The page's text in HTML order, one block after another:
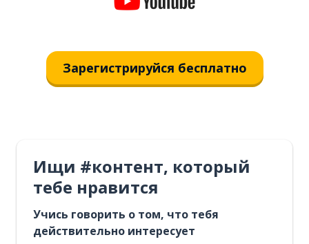
Зарегистрируйся бесплатно
Ищи #контент, который
тебе нравится
Учись говорить о том, что тебя
действительно интересует